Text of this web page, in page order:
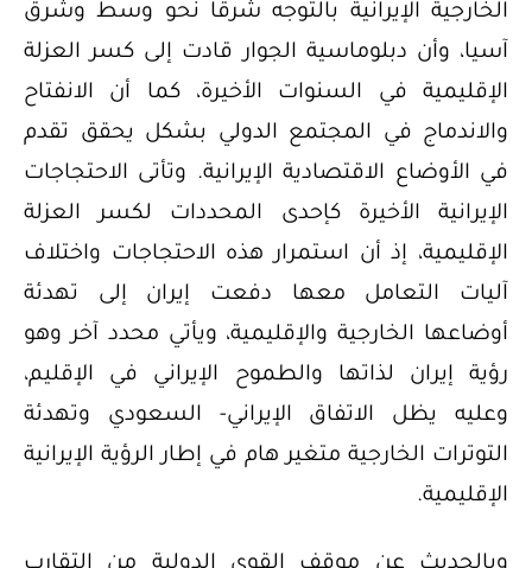
الخارجية الإيرانية بالتوجه شرقاً نحو وسط وشرق
آسيا، وأن دبلوماسية الجوار قادت إلى كسر العزلة
الإقليمية في السنوات الأخيرة، كما أن الانفتاح
والاندماج في المجتمع الدولي بشكل يحقق تقدم
في الأوضاع الاقتصادية الإيرانية. وتأتى الاحتجاجات
الإيرانية الأخيرة كإحدى المحددات لكسر العزلة
الإقليمية، إذ أن استمرار هذه الاحتجاجات واختلاف
آليات التعامل معها دفعت إيران إلى تهدئة
أوضاعها الخارجية والإقليمية، ويأتي محدد آخر وهو
رؤية إيران لذاتها والطموح الإيراني في الإقليم،
وعليه يظل الاتفاق الإيراني- السعودي وتهدئة
التوترات الخارجية متغير هام في إطار الرؤية الإيرانية
الإقليمية.